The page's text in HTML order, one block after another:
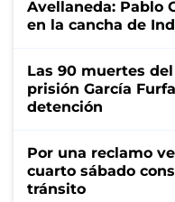
Avellaneda: Pablo
en la cancha de
Las 90 muertes
prisión García
detención
Por una reclamo
cuarto sábado
tránsito